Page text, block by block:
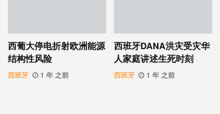
西葡大停电折射欧洲能源
结构性风险
西班牙 1 年 之前
西班牙DANA洪灾受灾华
人家庭讲述生死时刻
西班牙 1 年 之前